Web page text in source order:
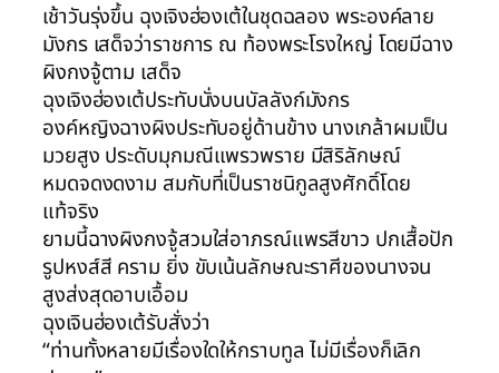
เช้าวันรุ่งขึ้น ฉุงเจิงฮ่องเต้ในชุดฉลอง พระองค์ลาย
มังกร เสด็จว่าราชการ ณ ท้องพระโรงใหญ่ โดยมีฉาง
ผิงกงจู้ตาม เสด็จ
ฉุงเจิงฮ่องเต้ประทับนั่งบนบัลลังก์มังกร
องค์หญิงฉางผิงประทับอยู่ด้านข้าง นางเกล้าผมเป็น
มวยสูง ประดับมุกมณีแพรวพราย มีสิริลักษณ์
หมดจดงดงาม สมกับที่เป็นราชนิกูลสูงศักดิ์โดย
แท้จริง
ยามนี้ฉางผิงกงจู้สวมใส่อาภรณ์แพรสีขาว ปกเสื้อปัก
รูปหงส์สี คราม ยิ่ง ขับเน้นลักษณะราศีของนางจน
สูงส่งสุดอาบเอื้อม
ฉุงเจินฮ่องเต้รับสั่งว่า
“ท่านทั้งหลายมีเรื่องใดให้กราบทูล ไม่มีเรื่องก็เลิก